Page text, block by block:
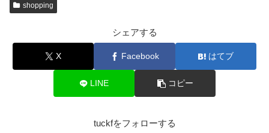
shopping
シェアする
X Facebook はてブ
LINE コピー
tuckfをフォローする